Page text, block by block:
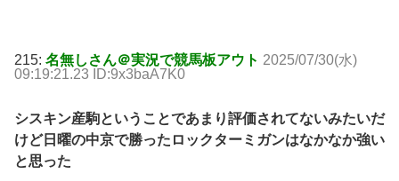
215: 名無しさん＠実況で競馬板アウト 2025/07/30(水)
09:19:21.23 ID:9x3baA7K0
シスキン産駒ということであまり評価されてないみたいだ
けど日曜の中京で勝ったロックターミガンはなかなか強い
と思った